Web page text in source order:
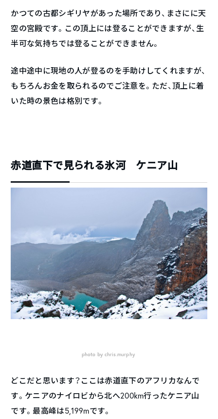
かつての古都シギリヤがあった場所であり、まさにに天
空の宮殿です。この頂上には登ることができますが、生
半可な気持ちでは登ることができません。
途中途中に現地の人が登るのを手助けしてくれますが、
もちろんお金を取られるのでご注意を。ただ、頂上に着
いた時の景色は格別です。
赤道直下で見られる氷河 ケニア山
photo by chris.murphy
どこだと思います？ここは赤道直下のアフリカなんで
す。ケニアのナイロビから北へ200km行ったケニア山
です。最高峰は5,199mです。